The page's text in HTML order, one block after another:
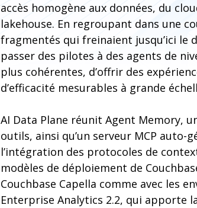
accès homogène aux données, du
lakehouse. En regroupant dans une
fragmentés qui freinaient jusqu’ici le
passer des pilotes à des agents de
plus cohérentes, d’offrir des
d’efficacité mesurables à grande
AI Data Plane réunit Agent Memory,
outils, ainsi qu’un serveur MCP
l’intégration des protocoles de
modèles de déploiement de
Couchbase Capella comme avec les
Enterprise Analytics 2.2, qui apporte